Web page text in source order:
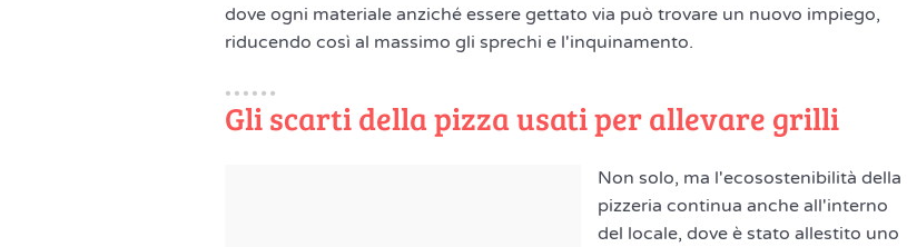
dove ogni materiale anziché essere gettato via può trovare un nuovo impiego,
riducendo così al massimo gli sprechi e l'inquinamento.
Gli scarti della pizza usati per allevare grilli
Non solo, ma l'ecosostenibilità della
pizzeria continua anche all'interno
del locale, dove è stato allestito uno